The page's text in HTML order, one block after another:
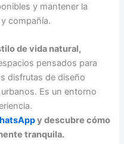
y mantener la
compañía.
de vida natural,
pensados para
disfrutas de diseño
Es un entorno
y descubre cómo
tranquila.